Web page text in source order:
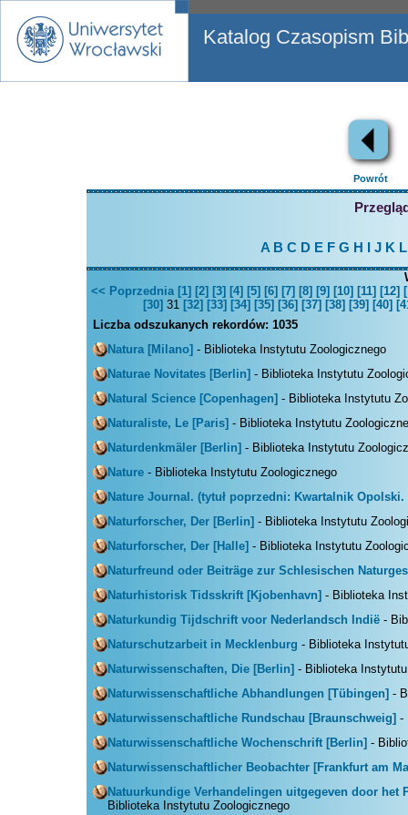
Katalog Czasopism
Powrót
A B C D EFG H J K L
<< Poprzednia [1] [2] [3] [4] [5] [6] [7] [8] [9] [10] [11] [12]
[30] 31 [32] [33] [34] [35] [36] [37] [38] [39] [40]
Liczba odszukanych rekordów: 1035
Natura [Milano] - Biblioteka Instytutu Zoologicznego
Naturae Novitates [Berlin] - Biblioteka Instytutu
Natural Science [Copenhagen] - Biblioteka Instytutu
Naturaliste, Le [Paris] - Biblioteka Instytutu
Naturdenkmäler [Berlin] - Biblioteka Instytutu
Nature - Biblioteka Instytutu Zoologicznego
Nature Journal. (tytuł poprzedni: Kwartalnik
Naturforscher, Der [Berlin] - Biblioteka Instytutu
Naturforscher, Der [Halle] - Biblioteka Instytutu
Naturfreund oder Beiträge zur Schlesischen
Naturhistorisk Tidsskrift [Kjobenhavn] - Biblioteka
Naturkundig Tijdschrift voor Nederlandsch Indië -
Naturschutzarbeit in Mecklenburg - Biblioteka
Naturwissenschaften, Die [Berlin] - Biblioteka
Naturwissenschaftliche Abhandlungen [Tübingen] -
Naturwissenschaftliche Rundschau [Braunschweig] -
Naturwissenschaftliche Wochenschrift [Berlin] -
Naturwissenschaftlicher Beobachter [Frankfurt am
Natuurkundige Verhandelingen uitgegeven door het
Biblioteka Instytutu Zoologicznego